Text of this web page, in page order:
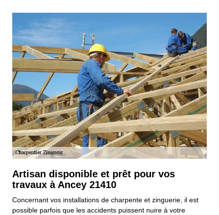
Artisan disponible et prêt pour vos
travaux à Ancey 21410
Concernant vos installations de charpente et zinguerie, il est
possible parfois que les accidents puissent nuire à votre